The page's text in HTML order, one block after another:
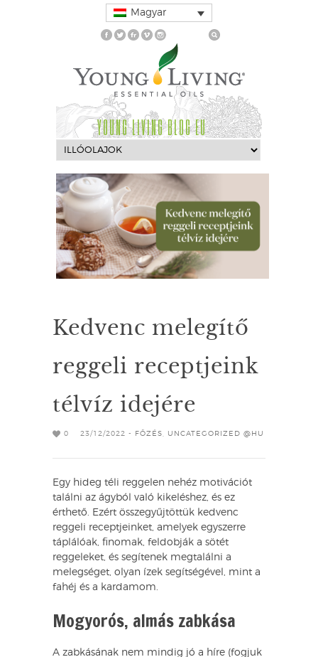
Magyar
YOUNG LIVING BLOG EU
Kedvenc melegítő
reggeli receptjeink
télvíz idejére
0 23/12/2022 - FŐZÉS UNCATEGORIZED @HU
Egy hideg téli reggelen nehéz motivációt
találni az ágyból való kikeléshez, és ez
érthető. Ezért összegyűjtöttük kedvenc
reggeli receptjeinket, amelyek egyszerre
táplálóak, finomak, feldobják a sötét
reggeleket, és segítenek megtalálni a
melegséget, olyan ízek segítségével, mint a
fahéj és a kardamom.
Mogyorós, almás zabkása
A zabkásának nem mindig jó a híre (fogjuk